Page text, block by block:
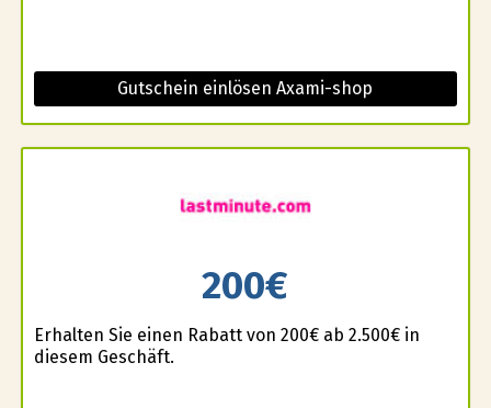
Gutschein einlösen Axami-shop
200€
Erhalten Sie einen Rabatt von 200€ ab 2.500€ in
diesem Geschäft.